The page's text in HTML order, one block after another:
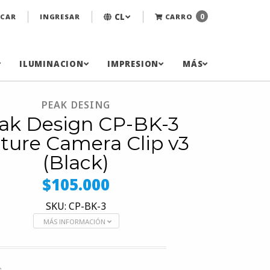
INGRESAR CL CARRO 0
ILUMINACION IMPRESION MÁS
PEAK DESING
Design CP-BK-3
Camera Clip v3
(Black)
$105.000
SKU: CP-BK-3
MÁS INFORMACIÓN